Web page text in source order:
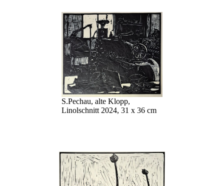
S.Pechau, alte Klopp,
Linolschnitt 2024, 31 x 36 cm